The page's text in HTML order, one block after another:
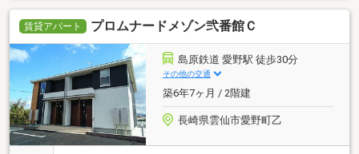
賃貸アパート プロムナードメゾン弐番館Ｃ
島原鉄道 愛野駅 徒歩30分
その他の交通
築6年7ヶ月 / 2階建
長崎県雲仙市愛野町乙